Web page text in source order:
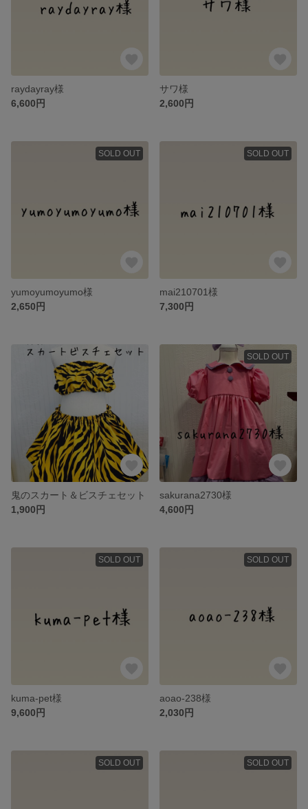
raydayray様
6,600円
サワ様
2,600円
SOLD OUT
yumoyumoyumo様
2,650円
SOLD OUT
mai210701様
7,300円
鬼のスカート＆ビスチェセット
1,900円
SOLD OUT
sakurana2730様
4,600円
SOLD OUT
kuma-pet様
9,600円
SOLD OUT
aoao-238様
2,030円
SOLD OUT SOLD OUT